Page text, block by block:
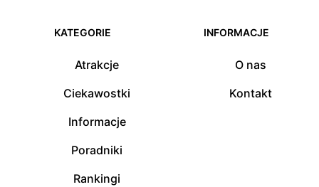
KATEGORIE
Atrakcje
Ciekawostki
Informacje
Poradniki
Rankingi
INFORMACJE
O nas
Kontakt